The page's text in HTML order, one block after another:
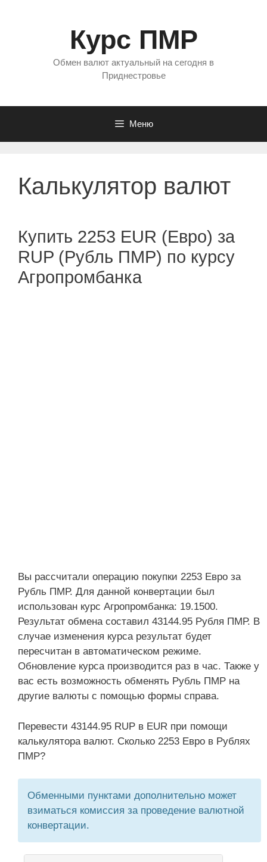
Курс ПМР
Обмен валют актуальный на сегодня в
Приднестровье
Меню
Калькулятор валют
Купить 2253 EUR (Евро) за
RUP (Рубль ПМР) по курсу
Агропромбанка
Вы рассчитали операцию покупки 2253 Евро за
Рубль ПМР. Для данной конвертации был
использован курс Агропромбанка: 19.1500.
Результат обмена составил 43144.95 Рубля ПМР. В
случае изменения курса результат будет
пересчитан в автоматическом режиме.
Обновление курса производится раз в час. Также у
вас есть возможность обменять Рубль ПМР на
другие валюты с помощью формы справа.
Перевести 43144.95 RUP в EUR при помощи
калькулятора валют. Сколько 2253 Евро в Рублях
ПМР?
Обменными пунктами дополнительно может
взиматься комиссия за проведение валютной
конвертации.